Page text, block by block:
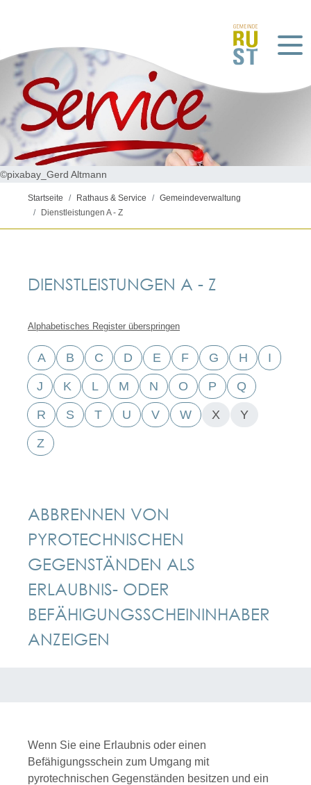
©pixabay_Gerd Altmann
Startseite Rathaus & Service
Gemeindeverwaltung
Dienstleistungen A - Z
DIENSTLEISTUNGEN A - Z
Alphabetisches Register überspringen
A B C D E F G H I
J K L M N O P Q
R S T U V W X Y
Z
ABBRENNEN VON
PYROTECHNISCHEN
GEGENSTÄNDEN ALS
ERLAUBNIS- ODER
BEFÄHIGUNGSSCHEININHABER
ANZEIGEN
Wenn Sie eine Erlaubnis oder einen
Befähigungsschein zum Umgang mit
pyrotechnischen Gegenständen besitzen und ein